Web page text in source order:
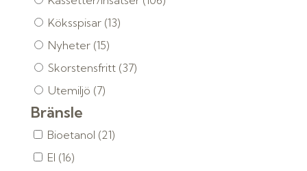
Köksspisar (13)
Nyheter (15)
Skorstensfritt (37)
Utemiljö (7)
Bränsle
Bioetanol (21)
El (16)